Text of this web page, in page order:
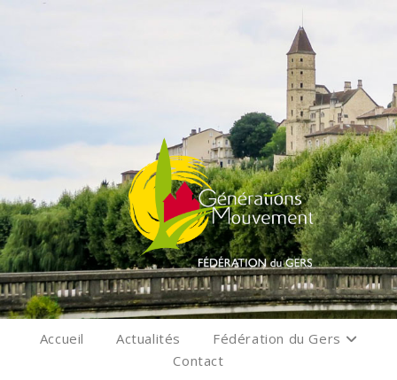
Accueil Actualités
Fédération du Gers
Contact